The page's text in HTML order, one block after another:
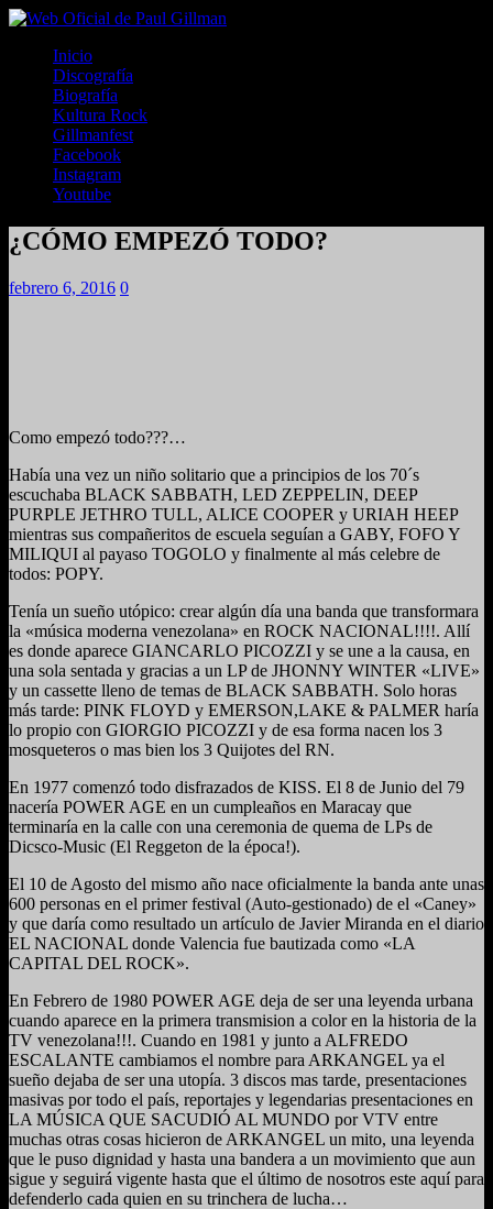
Inicio
Discografía
Biografía
Kultura Rock
Gillmanfest
Facebook
Instagram
Youtube
¿CÓMO EMPEZÓ TODO?
febrero 6, 2016 0
Como empezó todo???…
Había una vez un niño solitario que a principios de los 70´s
escuchaba BLACK SABBATH, LED ZEPPELIN, DEEP
PURPLE JETHRO TULL, ALICE COOPER y URIAH HEEP
mientras sus compañeritos de escuela seguían a GABY, FOFO Y
MILIQUI al payaso TOGOLO y finalmente al más celebre de
todos: POPY.
Tenía un sueño utópico: crear algún día una banda que transformara
la «música moderna venezolana» en ROCK NACIONAL!!!!. Allí
es donde aparece GIANCARLO PICOZZI y se une a la causa, en
una sola sentada y gracias a un LP de JHONNY WINTER «LIVE»
y un cassette lleno de temas de BLACK SABBATH. Solo horas
más tarde: PINK FLOYD y EMERSON,LAKE & PALMER haría
lo propio con GIORGIO PICOZZI y de esa forma nacen los 3
mosqueteros o mas bien los 3 Quijotes del RN.
En 1977 comenzó todo disfrazados de KISS. El 8 de Junio del 79
nacería POWER AGE en un cumpleaños en Maracay que
terminaría en la calle con una ceremonia de quema de LPs de
Dicsco-Music (El Reggeton de la época!).
El 10 de Agosto del mismo año nace oficialmente la banda ante unas
600 personas en el primer festival (Auto-gestionado) de el «Caney»
y que daría como resultado un artículo de Javier Miranda en el diario
EL NACIONAL donde Valencia fue bautizada como «LA
CAPITAL DEL ROCK».
En Febrero de 1980 POWER AGE deja de ser una leyenda urbana
cuando aparece en la primera transmision a color en la historia de la
TV venezolana!!!. Cuando en 1981 y junto a ALFREDO
ESCALANTE cambiamos el nombre para ARKANGEL ya el
sueño dejaba de ser una utopía. 3 discos mas tarde, presentaciones
masivas por todo el país, reportajes y legendarias presentaciones en
LA MÚSICA QUE SACUDIÓ AL MUNDO por VTV entre
muchas otras cosas hicieron de ARKANGEL un mito, una leyenda
que le puso dignidad y hasta una bandera a un movimiento que aun
sigue y seguirá vigente hasta que el último de nosotros este aquí para
defenderlo cada quien en su trinchera de lucha…